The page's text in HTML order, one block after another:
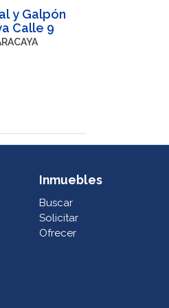
y Galpón
Calle 9
Inmuebles
Buscar
Solicitar
Ofrecer